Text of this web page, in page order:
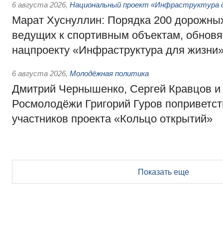
6 августа 2026, Национальный проект «Инфраструктура
Марат Хуснуллин: Порядка 200
ведущих к спортивным объектам,
нацпроекту «Инфраструктура для
6 августа 2026, Молодёжная политика
Дмитрий Чернышенко, Сергей Кравцов и
Росмолодёжи Григорий Гуров
участников проекта «Кольцо открытий»
Показать еще